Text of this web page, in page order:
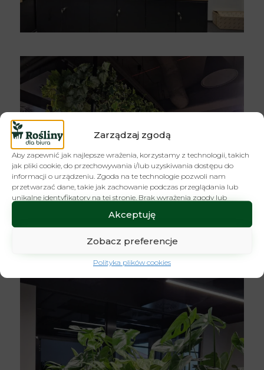
Zarządzaj zgodą
Aby zapewnić jak najlepsze wrażenia, korzystamy z technologii, takich
jak pliki cookie, do przechowywania i/lub uzyskiwania dostępu do
informacji o urządzeniu. Zgoda na te technologie pozwoli nam
przetwarzać dane, takie jak zachowanie podczas przeglądania lub
unikalne identyfikatory na tej stronie. Brak wyrażenia zgody lub
wycofanie zgody może niekorzystnie wpłynąć na niektóre cechy i
Akceptuję
Zobacz preferencje
Polityka plików cookies